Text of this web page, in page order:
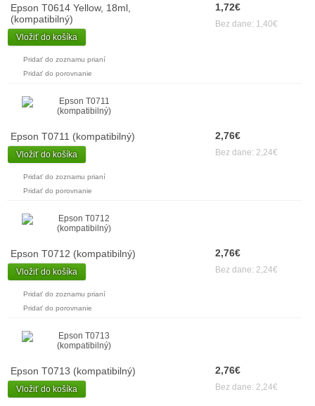
Epson T0614 Yellow, 18ml,
(kompatibilný)
1,72€
Bez dane: 1,40€
Vložiť do košíka
Pridať do zoznamu prianí
Pridať do porovnanie
Epson T0711 (kompatibilný) 2,76€
Bez dane: 2,24€
Vložiť do košíka
Pridať do zoznamu prianí
Pridať do porovnanie
Epson T0712 (kompatibilný) 2,76€
Bez dane: 2,24€
Vložiť do košíka
Pridať do zoznamu prianí
Pridať do porovnanie
Epson T0713 (kompatibilný) 2,76€
Bez dane: 2,24€
Vložiť do košíka